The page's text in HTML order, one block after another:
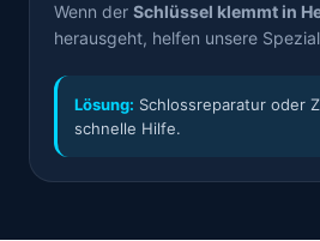
Wenn der Schlüssel klemmt in
herausgeht, helfen unsere
Lösung: Schlossreparatur oder
schnelle Hilfe.